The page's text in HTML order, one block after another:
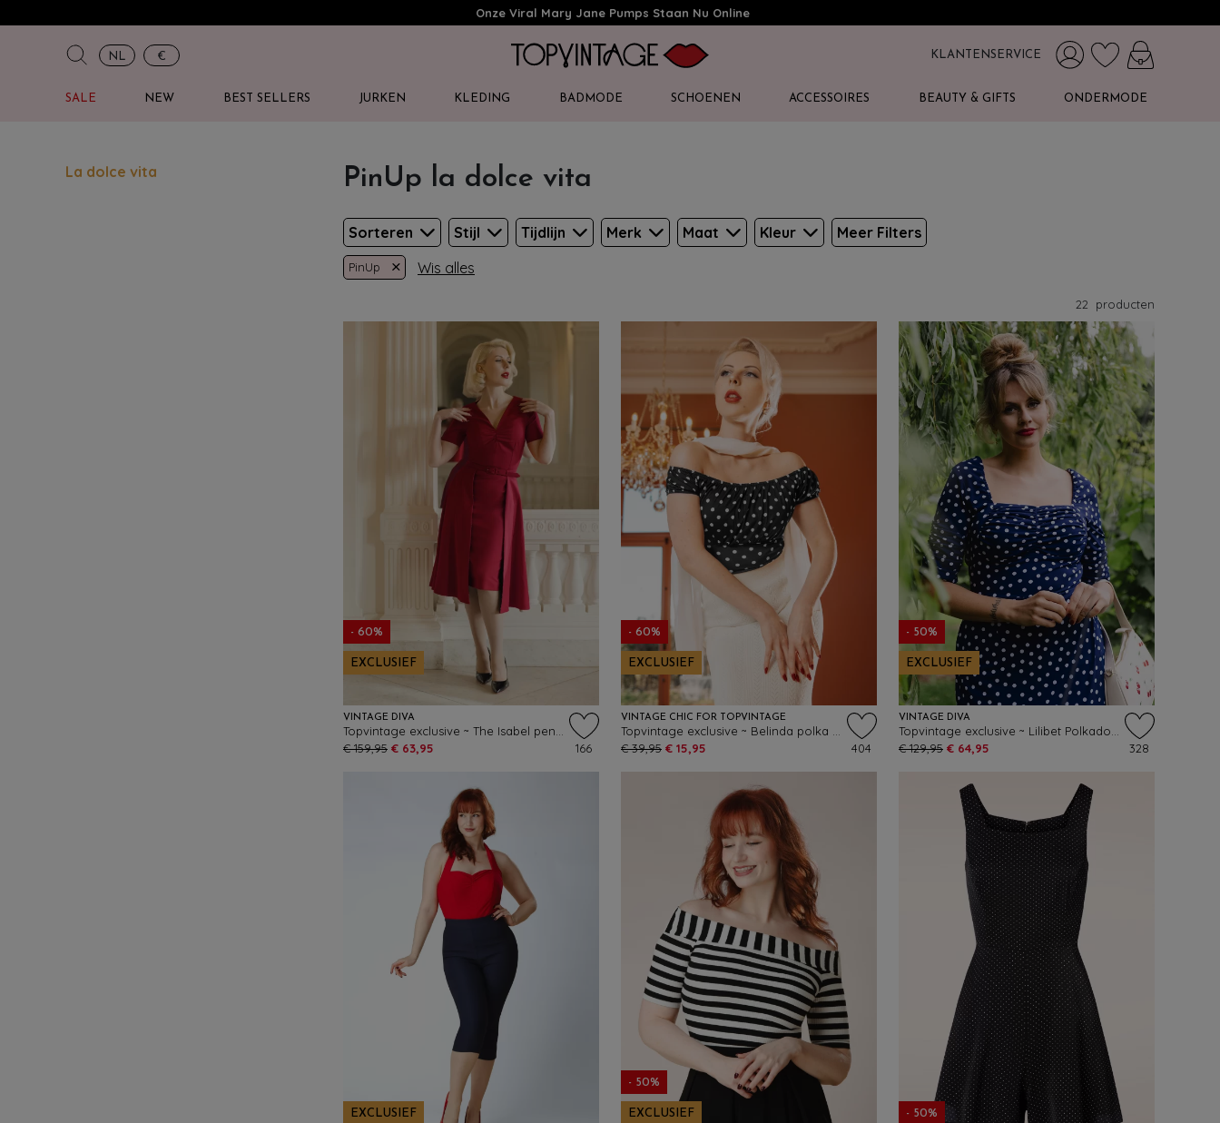
Onze Viral Mary Jane Pumps Staan Nu Online
NL € KLANTENSERVICE
SALE NEW BEST SELLERS JURKEN KLEDING BADMODE SCHOENEN ACCESSOIRES BEAUTY & GIFTS ONDERMODE
La dolce vita PinUp la dolce vita
Sorteren Stijl Tijdlijn Merk Maat Kleur Meer Filters
PinUp × Wis alles
22 producten
- 60%
EXCLUSIEF
VINTAGE DIVA
€ 159,95 € 63,95 166
- 60%
EXCLUSIEF
VINTAGE CHIC FOR TOPVINTAGE
€ 39,95 € 15,95 404
- 50%
EXCLUSIEF
VINTAGE DIVA
€ 129,95 € 64,95 328
EXCLUSIEF
- 50%
EXCLUSIEF - 50%